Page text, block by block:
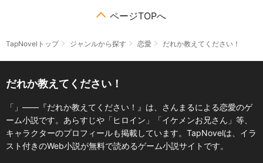
ページTOPへ
TapNovelトップ ジャンルから探す 恋愛 だれか教えてください！
だれか教えてください！
「」――『だれか教えてください！』は、さんまるによる恋愛のゲ
ーム小説です。あらすじや「ヒロイン」「イケメンお兄さん」等、
キャラクターのプロフィールも掲載しています。TapNovelは、イラ
スト付きのWeb小説が無料で読めるゲーム小説サイトです。